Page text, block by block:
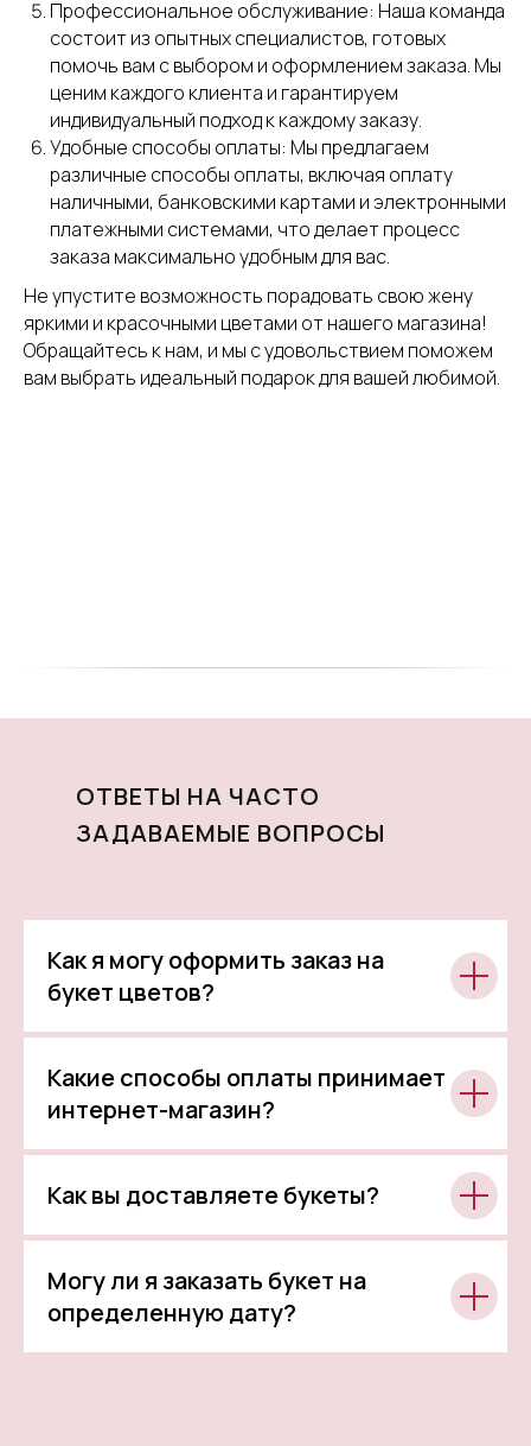
Профессиональное обслуживание: Наша команда
состоит из опытных специалистов, готовых
помочь вам с выбором и оформлением заказа. Мы
ценим каждого клиента и гарантируем
индивидуальный подход к каждому заказу.
Удобные способы оплаты: Мы предлагаем
различные способы оплаты, включая оплату
наличными, банковскими картами и электронными
платежными системами, что делает процесс
заказа максимально удобным для вас.
Не упустите возможность порадовать свою жену
яркими и красочными цветами от нашего магазина!
Обращайтесь к нам, и мы с удовольствием поможем
вам выбрать идеальный подарок для вашей любимой.
ОТВЕТЫ НА ЧАСТО
ЗАДАВАЕМЫЕ ВОПРОСЫ
Как я могу оформить заказ на
букет цветов?
Какие способы оплаты принимает
интернет-магазин?
Как вы доставляете букеты?
Могу ли я заказать букет на
определенную дату?